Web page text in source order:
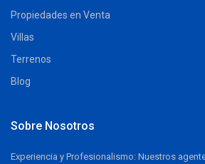
Propiedades en Venta
Villas
Terrenos
Blog
Sobre Nosotros
Experiencia y Profesionalismo: Nuestros